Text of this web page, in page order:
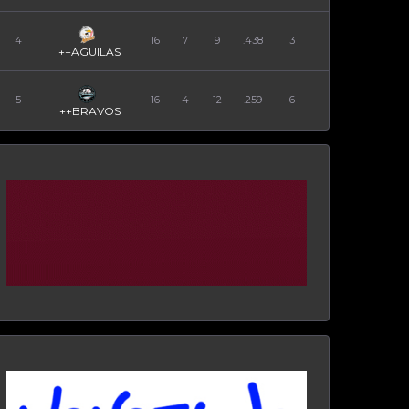
4
++AGUILAS
16 7 9 .438 3
5
++BRAVOS
16 4 12 .259 6